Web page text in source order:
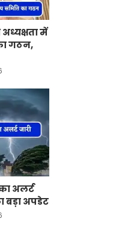
में
गठन,
अलर्ट
बड़ा अपडेट